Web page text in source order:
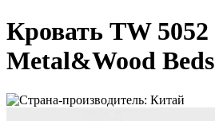
Кровать TW 5052
Metal&Wood Beds